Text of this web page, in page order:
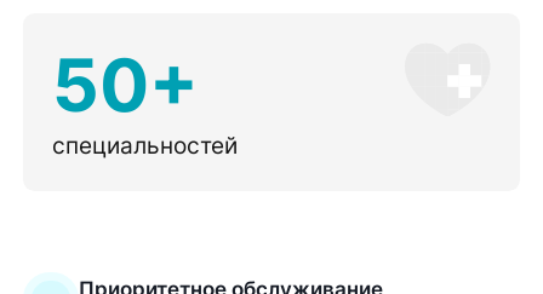
50+
специальностей
Приоритетное обслуживание